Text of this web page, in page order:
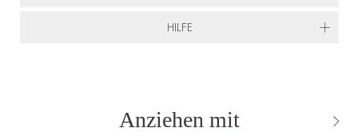
HILFE
Anziehen mit